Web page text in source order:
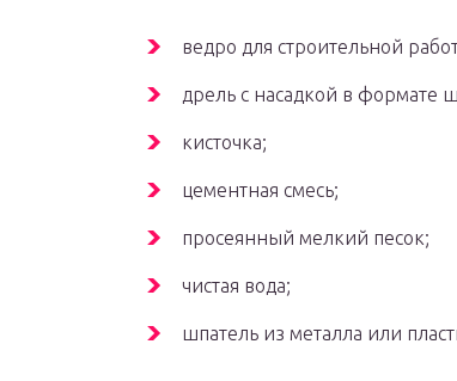
ведро для строительной
дрель с насадкой в формате
кисточка;
цементная смесь;
просеянный мелкий песок;
чистая вода;
шпатель из металла или